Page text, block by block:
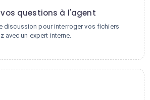
vos questions à l'agent
discussion pour interroger vos fichiers
avec un expert interne.